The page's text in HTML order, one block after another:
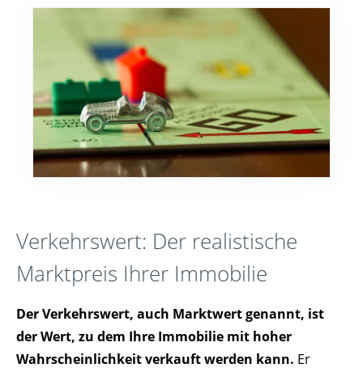
Verkehrswert: Der realistische
Marktpreis Ihrer Immobilie
Der Verkehrswert, auch Marktwert genannt, ist
der Wert, zu dem Ihre Immobilie mit hoher
Wahrscheinlichkeit verkauft werden kann. Er